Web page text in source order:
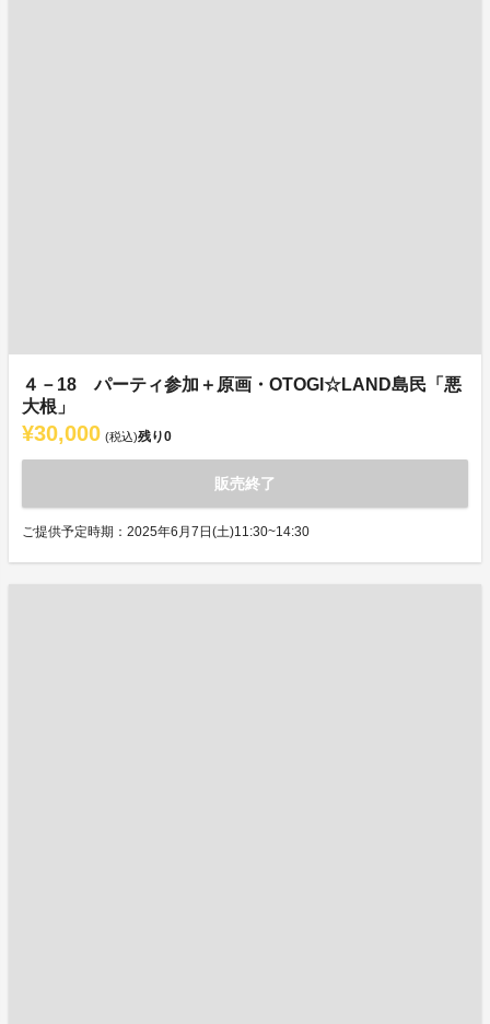
４－18 パーティ参加＋原画・OTOGI☆LAND島民「悪
大根」
¥30,000 (税込)残り0
販売終了
ご提供予定時期：2025年6月7日(土)11:30~14:30